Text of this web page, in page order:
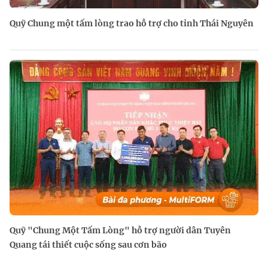
Quỹ Chung một tấm lòng trao hỗ trợ cho tỉnh Thái Nguyên
Quỹ "Chung Một Tấm Lòng" hỗ trợ người dân Tuyên
Quang tái thiết cuộc sống sau cơn bão